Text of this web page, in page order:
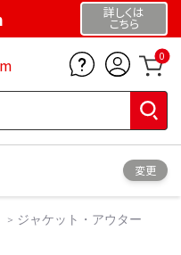
詳しくは
こちら
0
変更
ジャケット・アウター